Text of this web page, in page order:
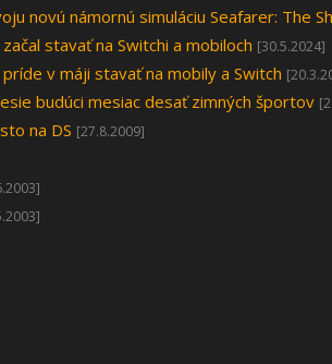
novú námornú simuláciu Seafarer: The
stavať na Switchi a mobiloch [30.5.2024]
v máji stavať na mobily a Switch
budúci mesiac desať zimných športov
na DS [27.8.2009]